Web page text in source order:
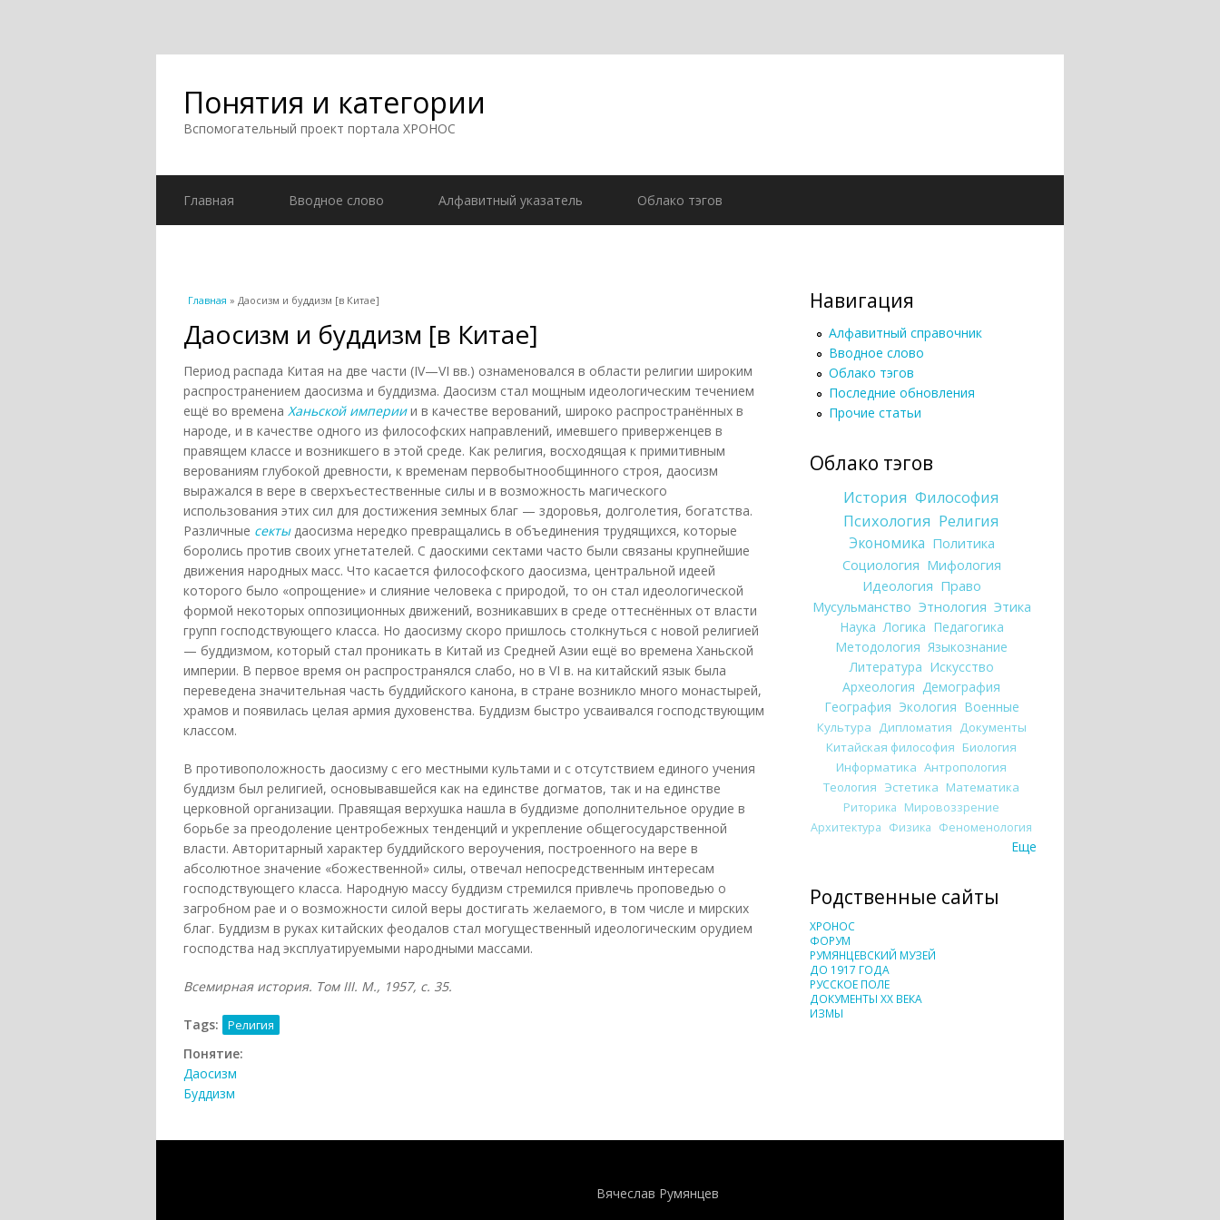
Понятия и категории
Вспомогательный проект портала ХРОНОС
Главная Вводное слово Алфавитный указатель Облако тэгов
Вы здесь
Главная » Даосизм и буддизм [в Китае]
Даосизм и буддизм [в Китае]
Период распада Китая на две части (IV—VI вв.) ознаменовался в области религии широким
распространением даосизма и буддизма. Даосизм стал мощным идеологическим течением
ещё во времена Ханьской империии в качестве верований, широко распространённых в
народе, и в качестве одного из философских направлений, имевшего приверженцев в
правящем классе и возникшего в этой среде. Как религия, восходящая к примитивным
верованиям глубокой древности, к временам первобытнообщинного строя, даосизм
выражался в вере в сверхъестественные силы и в возможность магического
использования этих сил для достижения земных благ — здоровья, долголетия, богатства.
Различные сектыдаосизма нередко превращались в объединения трудящихся, которые
боролись против своих угнетателей. С даоскими сектами часто были связаны крупнейшие
движения народных масс. Что касается философского даосизма, центральной идеей
которого было «опрощение» и слияние человека с природой, то он стал идеологической
формой некоторых оппозиционных движений, возникавших в среде оттеснённых от власти
групп господствующего класса. Но даосизму скоро пришлось столкнуться с новой религией
— буддизмом, который стал проникать в Китай из Средней Азии ещё во времена Ханьской
империи. В первое время он распространялся слабо, но в VI в. на китайский язык была
переведена значительная часть буддийского канона, в стране возникло много монастырей,
храмов и появилась целая армия духовенства. Буддизм быстро усваивался господствующим
классом.
В противоположность даосизму с его местными культами и с отсутствием единого учения
буддизм был религией, основывавшейся как на единстве догматов, так и на единстве
церковной организации. Правящая верхушка нашла в буддизме дополнительное орудие в
борьбе за преодоление центробежных тенденций и укрепление общегосударственной
власти. Авторитарный характер буддийского вероучения, построенного на вере в
абсолютное значение «божественной» силы, отвечал непосредственным интересам
господствующего класса. Народную массу буддизм стремился привлечь проповедью о
загробном рае и о возможности силой веры достигать желаемого, в том числе и мирских
благ. Буддизм в руках китайских феодалов стал могущественный идеологическим орудием
господства над эксплуатируемыми народными массами.
Всемирная история. Том III. М., 1957, с. 35.
Tags: Религия
Понятие:
Даосизм
Буддизм
Навигация
Алфавитный справочник
Вводное слово
Облако тэгов
Последние обновления
Прочие статьи
Облако тэгов
История Философия
Психология Религия
Экономика Политика
Социология Мифология
Идеология Право
Мусульманство Этнология Этика
Наука Логика Педагогика
Методология Языкознание
Литература Искусство
Археология Демография
География Экология Военные
Культура Дипломатия Документы
Китайская философия Биология
Информатика Антропология
Теология Эстетика Математика
Риторика Мировоззрение
Архитектура Физика Феноменология
Еще
Родственные сайты
ХРОНОС
ФОРУМ
РУМЯНЦЕВСКИЙ МУЗЕЙ
ДО 1917 ГОДА
РУССКОЕ ПОЛЕ
ДОКУМЕНТЫ XX ВЕКА
ИЗМЫ
Вячеслав Румянцев